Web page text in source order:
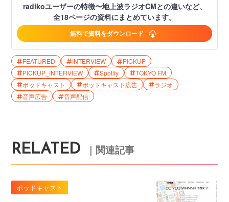
radikoユーザーの特徴〜地上波ラジオCMとの違いなど、
全18ページの資料にまとめています。
無料で資料をダウンロード
FEATURED INTERVIEW
PICKUP
PICKUP_INTERVIEW
Spotify
TOKYO FM
ポッドキャスト
ポッドキャスト広告
ラジオ
音声広告
音声配信
RELATED ｜関連記事
ポッドキャスト